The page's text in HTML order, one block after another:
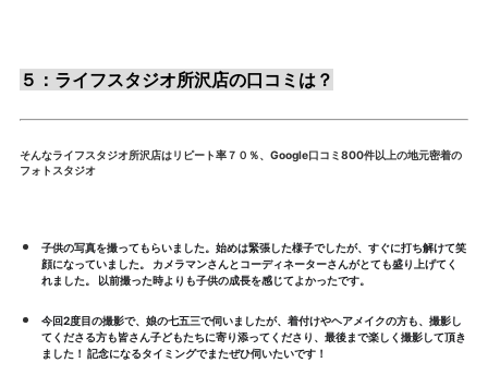
５：ライフスタジオ所沢店の口コミは？
そんなライフスタジオ所沢店はリピート率７０％、Google口コミ800件以上の地元密着の
フォトスタジオ
子供の写真を撮ってもらいました。始めは緊張した様子でしたが、すぐに打ち解けて笑
顔になっていました。 カメラマンさんとコーディネーターさんがとても盛り上げてく
れました。 以前撮った時よりも子供の成長を感じてよかったです。
今回2度目の撮影で、娘の七五三で伺いましたが、着付けやヘアメイクの方も、撮影し
てくださる方も皆さん子どもたちに寄り添ってくださり、最後まで楽しく撮影して頂き
ました！ 記念になるタイミングでまたぜひ伺いたいです！